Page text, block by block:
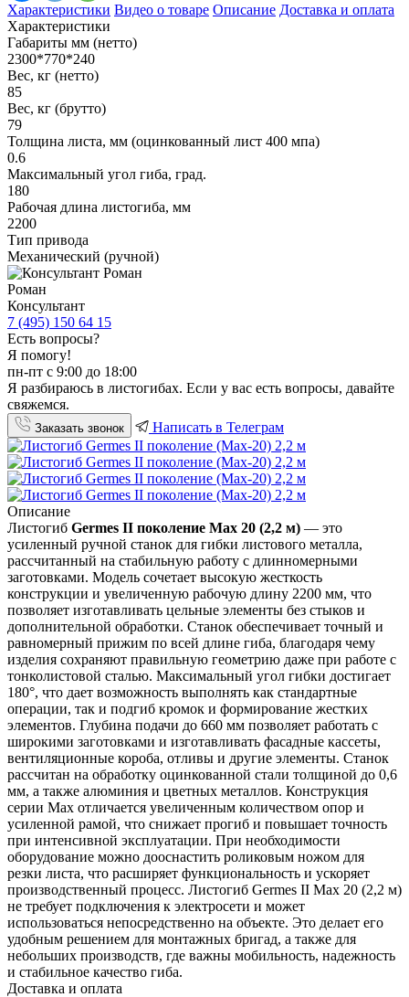
Характеристики Видео о товаре Описание Доставка и оплата
Характеристики
Габариты мм (нетто)
2300*770*240
Вес, кг (нетто)
85
Вес, кг (брутто)
79
Толщина листа, мм (оцинкованный лист 400 мпа)
0.6
Максимальный угол гиба, град.
180
Рабочая длина листогиба, мм
2200
Тип привода
Механический (ручной)
Роман
Консультант
7 (495) 150 64 15
Есть вопросы?
Я помогу!
пн-пт с 9:00 до 18:00
Я разбираюсь в листогибах. Если у вас есть вопросы, давайте
свяжемся.
Заказать звонок Написать в Телеграм
Описание
Листогиб Germes II поколение Max 20 (2,2 м) — это
усиленный ручной станок для гибки листового металла,
рассчитанный на стабильную работу с длинномерными
заготовками. Модель сочетает высокую жесткость
конструкции и увеличенную рабочую длину 2200 мм, что
позволяет изготавливать цельные элементы без стыков и
дополнительной обработки. Станок обеспечивает точный и
равномерный прижим по всей длине гиба, благодаря чему
изделия сохраняют правильную геометрию даже при работе с
тонколистовой сталью. Максимальный угол гибки достигает
180°, что дает возможность выполнять как стандартные
операции, так и подгиб кромок и формирование жестких
элементов. Глубина подачи до 660 мм позволяет работать с
широкими заготовками и изготавливать фасадные кассеты,
вентиляционные короба, отливы и другие элементы. Станок
рассчитан на обработку оцинкованной стали толщиной до 0,6
мм, а также алюминия и цветных металлов. Конструкция
серии Max отличается увеличенным количеством опор и
усиленной рамой, что снижает прогиб и повышает точность
при интенсивной эксплуатации. При необходимости
оборудование можно дооснастить роликовым ножом для
резки листа, что расширяет функциональность и ускоряет
производственный процесс. Листогиб Germes II Max 20 (2,2 м)
не требует подключения к электросети и может
использоваться непосредственно на объекте. Это делает его
удобным решением для монтажных бригад, а также для
небольших производств, где важны мобильность, надежность
и стабильное качество гиба.
Доставка и оплата